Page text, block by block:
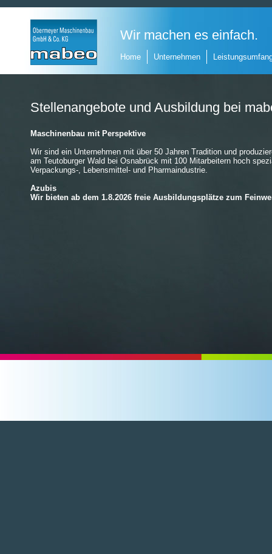
Wir machen es einfach.
Home Unternehmen
Stellenangebote und Ausbildung bei
Maschinenbau mit Perspektive
Wir sind ein Unternehmen mit über 50 Jahren Tradition und
am Teutoburger Wald bei Osnabrück mit 100 Mitarbeitern hoch
Verpackungs-, Lebensmittel- und Pharmaindustrie.
Azubis
Wir bieten ab dem 1.8.2026 freie Ausbildungsplätze zum